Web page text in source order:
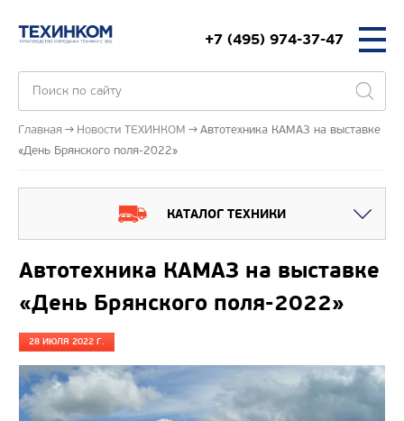
+7 (495) 974-37-47
Главная Новости ТЕХИНКОМ
Автотехника КАМАЗ на выставке
«День Брянского поля-2022»
КАТАЛОГ ТЕХНИКИ
Автотехника КАМАЗ на выставке
«День Брянского поля-2022»
28 ИЮЛЯ 2022 Г.